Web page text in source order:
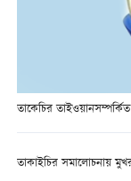
তাকেচির
তাকাইচির সমালোচনায়